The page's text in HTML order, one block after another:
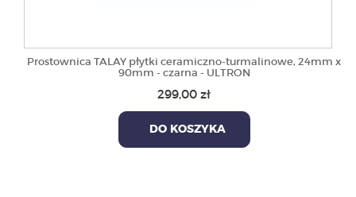
Prostownica TALAY płytki ceramiczno-turmalinowe, 24mm x
90mm - czarna - ULTRON
299,00 zł
DO KOSZYKA